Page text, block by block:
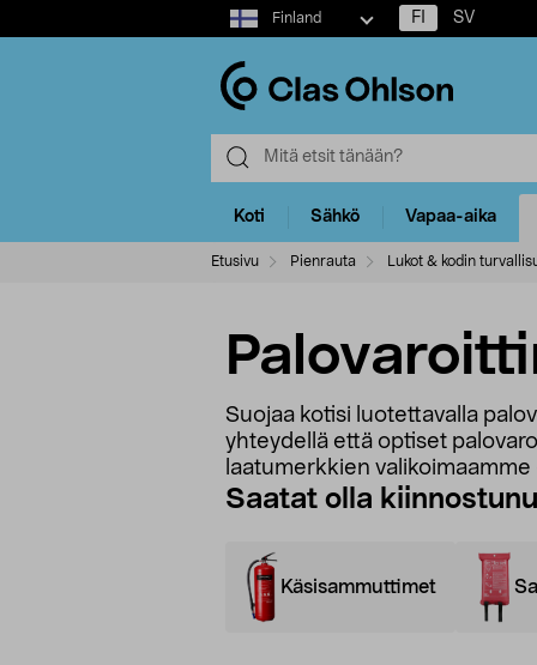
Select
market
Finland FI SV
Koti Sähkö Vapaa-aika
Etusivu Pienrauta Lukot & kodin
Suojaa kotisi luotettavalla
yhteydellä että optiset
laatumerkkien
Saatat olla
Käsisammuttimet